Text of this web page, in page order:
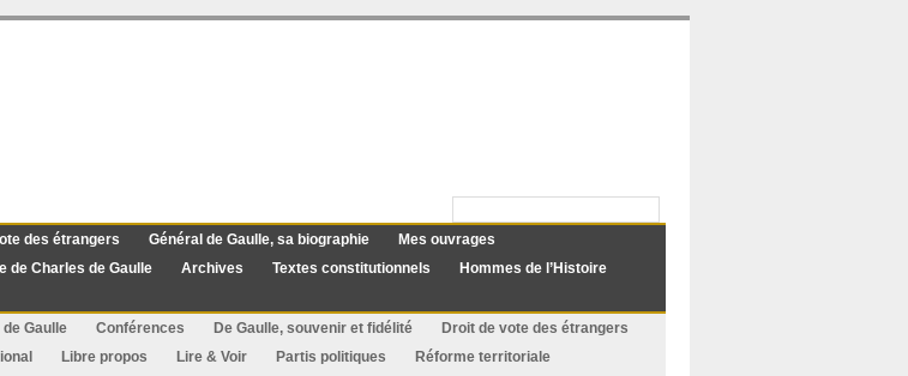
des étrangers Général de Gaulle, sa biographie
Mes ouvrages
de Charles de Gaulle Archives Textes constitutionnels
Hommes de l’Histoire
Gaulle Conférences De Gaulle, souvenir et fidélité
Droit de vote des étrangers
Libre propos Lire & Voir Partis politiques
Réforme territoriale